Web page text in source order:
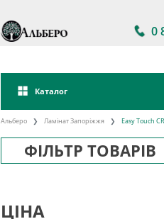
0
Каталог
Альберо Ламінат Запоріжжя Easy Touch
ФІЛЬТР ТОВАРІВ
ЦІНА